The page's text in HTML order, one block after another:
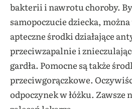
bakterii i nawrotu choroby.
samopoczucie dziecka,
apteczne środki działające
przeciwzapalnie i
gardła. Pomocne są także
przeciwgorączkowe.
odpoczynek w łóżku. Zawsze